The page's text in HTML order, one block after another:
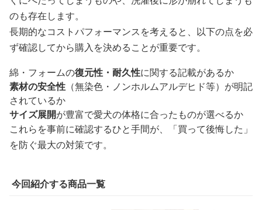
のも存在します。
長期的なコストパフォーマンスを考えると、以下の点を必
ず確認してから購入を決めることが重要です。
綿・フォームの復元性・耐久性に関する記載があるか
素材の安全性 （無染色・ノンホルムアルデヒド等）が明記
されているか
サイズ展開が豊富で愛犬の体格に合ったものが選べるか
これらを事前に確認するひと手間が、「買って後悔した」
を防ぐ最大の対策です。
今回紹介する商品一覧